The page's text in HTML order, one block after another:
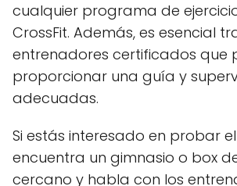
cualquier programa de
CrossFit. Además, es esencial
entrenadores certificados que
proporcionar una guía y
adecuadas.
Si estás interesado en probar el
encuentra un gimnasio o box
cercano y habla con los